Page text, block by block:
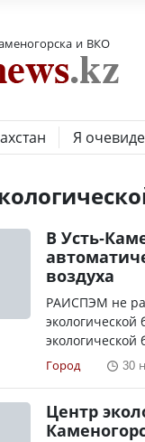
и ВКО
Я
В Усть-
воздуха
РАИСПЭМ не
Город 30
Центр